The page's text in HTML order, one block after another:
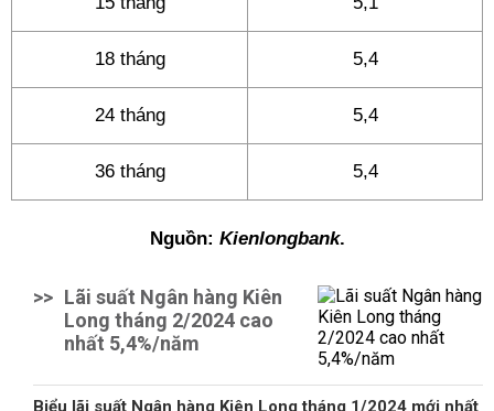
18 tháng 5,4
24 tháng 5,4
36 tháng 5,4
Nguồn: Kienlongbank.
>> Lãi suất Ngân hàng Kiên
Long tháng 2/2024 cao
nhất 5,4%/năm
Biểu lãi suất Ngân hàng Kiên Long tháng 1/2024 mới nhất